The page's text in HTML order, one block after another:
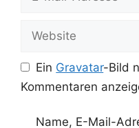
Website
Ein Gravatar-Bild
Kommentaren
Name, E-Mail-